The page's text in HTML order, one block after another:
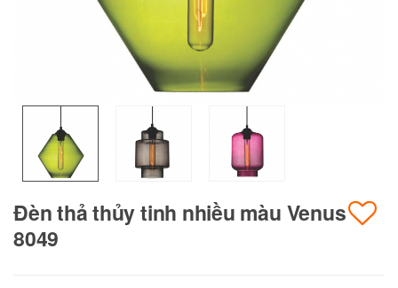
Đèn thả thủy tinh nhiều màu Venus
8049